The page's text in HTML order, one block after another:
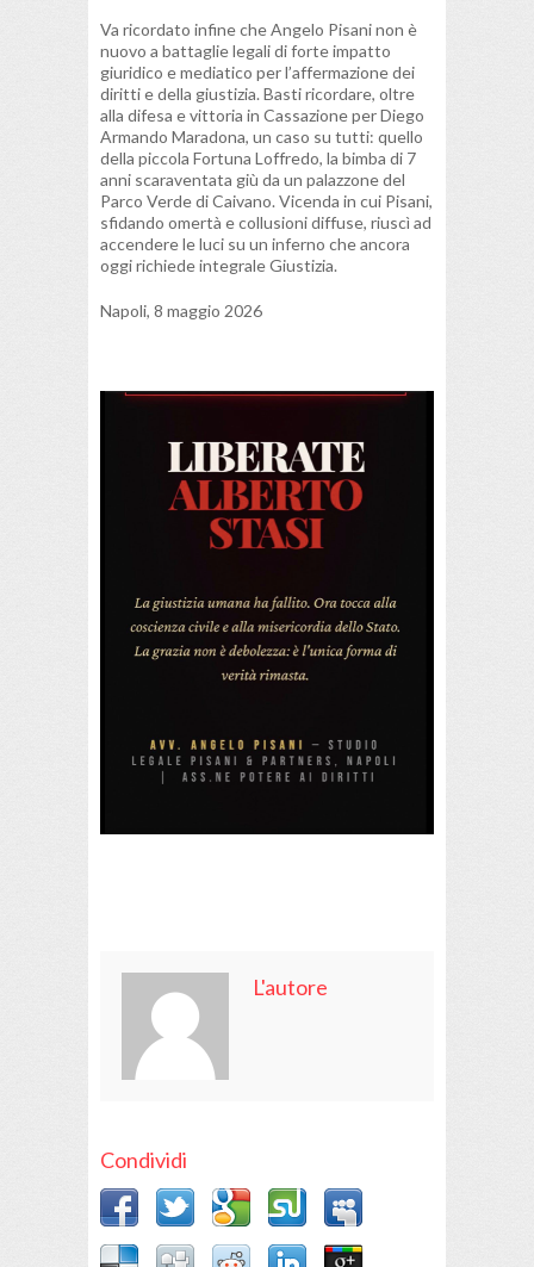
Va ricordato infine che Angelo Pisani non è
nuovo a battaglie legali di forte impatto
giuridico e mediatico per l’affermazione dei
diritti e della giustizia. Basti ricordare, oltre
alla difesa e vittoria in Cassazione per Diego
Armando Maradona, un caso su tutti: quello
della piccola Fortuna Loffredo, la bimba di 7
anni scaraventata giù da un palazzone del
Parco Verde di Caivano. Vicenda in cui Pisani,
sfidando omertà e collusioni diffuse, riuscì ad
accendere le luci su un inferno che ancora
oggi richiede integrale Giustizia.
Napoli, 8 maggio 2026
L'autore
Condividi